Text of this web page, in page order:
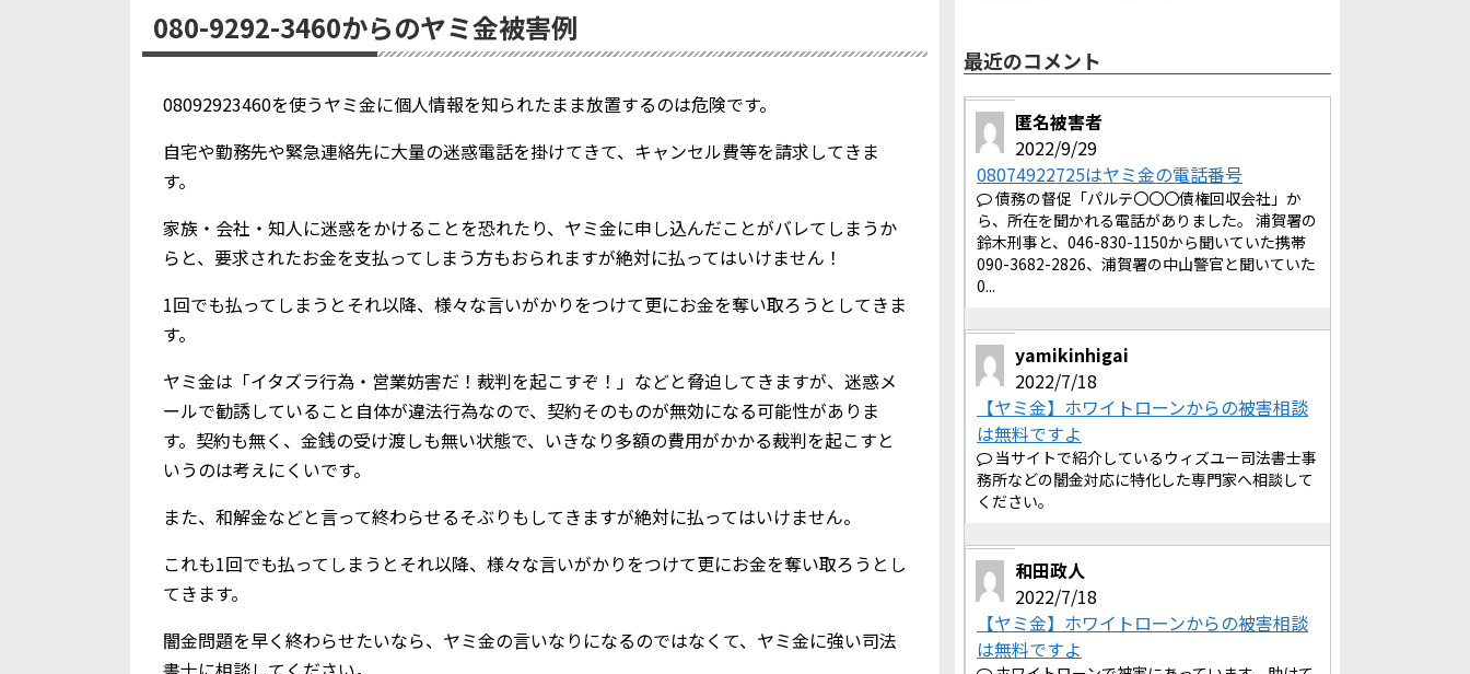
080-9292-3460からのヤミ金被害例
08092923460を使うヤミ金に個人情報を知られたまま放置するのは危険です。
自宅や勤務先や緊急連絡先に大量の迷惑電話を掛けてきて、キャンセル費等を請求してきま
す。
家族・会社・知人に迷惑をかけることを恐れたり、ヤミ金に申し込んだことがバレてしまうか
らと、要求されたお金を支払ってしまう方もおられますが絶対に払ってはいけません！
1回でも払ってしまうとそれ以降、様々な言いがかりをつけて更にお金を奪い取ろうとしてきま
す。
ヤミ金は「イタズラ行為・営業妨害だ！裁判を起こすぞ！」などと脅迫してきますが、迷惑メ
ールで勧誘していること自体が違法行為なので、契約そのものが無効になる可能性がありま
す。契約も無く、金銭の受け渡しも無い状態で、いきなり多額の費用がかかる裁判を起こすと
いうのは考えにくいです。
また、和解金などと言って終わらせるそぶりもしてきますが絶対に払ってはいけません。
これも1回でも払ってしまうとそれ以降、様々な言いがかりをつけて更にお金を奪い取ろうとし
てきます。
闇金問題を早く終わらせたいなら、ヤミ金の言いなりになるのではなくて、ヤミ金に強い司法
最近のコメント
匿名被害者
2022/9/29
08074922725はヤミ金の電話番号
債務の督促「パルテ〇〇〇債権回収会社」か
ら、所在を聞かれる電話がありました。 浦賀署の
鈴木刑事と、046-830-1150から聞いていた携帯
090-3682-2826、浦賀署の中山警官と聞いていた
0...
yamikinhigai
2022/7/18
【ヤミ金】ホワイトローンからの被害相談
は無料ですよ
当サイトで紹介しているウィズユー司法書士事
務所などの闇金対応に特化した専門家へ相談して
ください。
和田政人
2022/7/18
【ヤミ金】ホワイトローンからの被害相談
は無料ですよ